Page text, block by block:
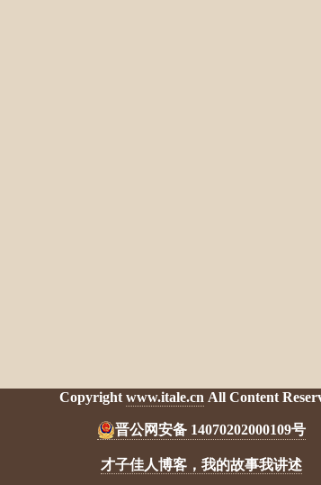
Copyrightwww.itale.cn All Content
晋公网安备 14070202000109号
才子佳人博客，我的故事我讲述